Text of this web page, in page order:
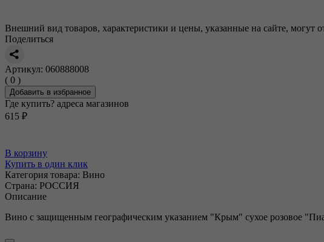
Внешний вид товаров, характеристики и цены, указанные на сайте, могут
Поделиться
Артикул: 060888008
( 0 )
Добавить в избранное
Где купить? адреса магазинов
615 ₽
В корзину
Купить в один клик
Категория товара: Вино
Страна: РОССИЯ
Описание
Вино с защищенным географическим указанием "Крым" сухое розовое